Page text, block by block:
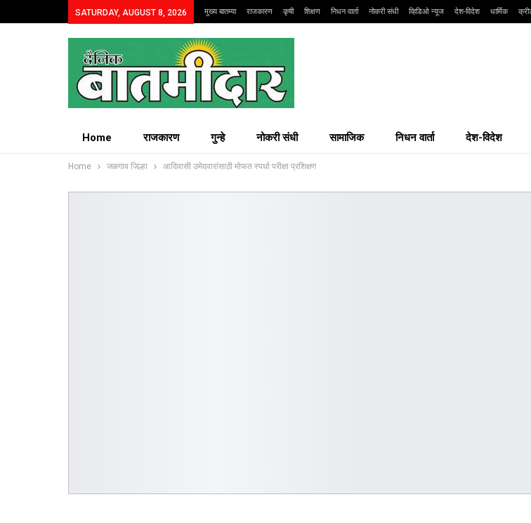
SATURDAY, AUGUST 8, 2026 मुख्य बातम्या राजकारण कृषी शिक्षण निधन वार्ता नोकरी संधी व्हिडिओ न्यूज देश-विदेश धार्मिक
Home राजकारण गुन्हे नोकरी संधी सामाजिक निधन वार्ता देश-विदेश
Home जळगाव जिल्हा आदिवासी उमेदवारांसाठी मोफत स्पर्धा परीक्षा प्रशिक्षण